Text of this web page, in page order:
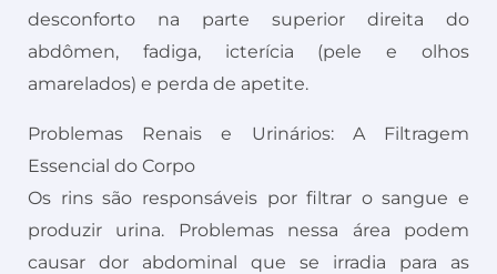
desconforto na parte superior direita do
abdômen, fadiga, icterícia (pele e olhos
amarelados) e perda de apetite.
Problemas Renais e Urinários: A Filtragem
Essencial do Corpo
Os rins são responsáveis por filtrar o sangue e
produzir urina. Problemas nessa área podem
causar dor abdominal que se irradia para as